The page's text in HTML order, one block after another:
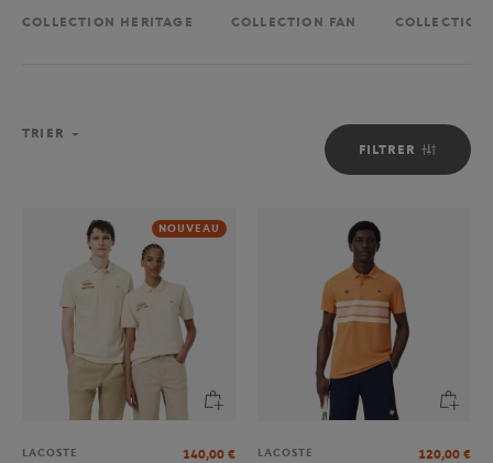
COLLECTION HERITAGE COLLECTION FAN COLLECTION
FILTRER
TRIER
NOUVEAU
LACOSTE 140,00 €
LACOSTE 120,00 €